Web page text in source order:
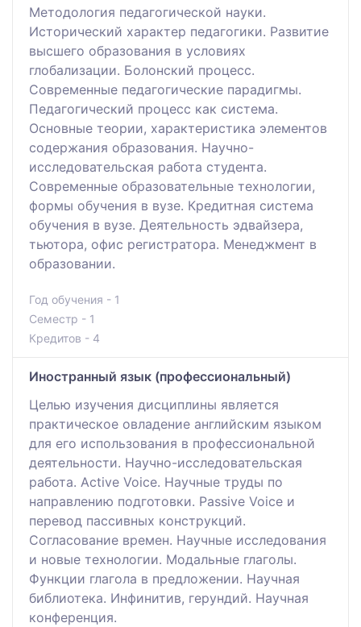
Методология педагогической науки.
Исторический характер педагогики. Развитие
высшего образования в условиях
глобализации. Болонский процесс.
Современные педагогические парадигмы.
Педагогический процесс как система.
Основные теории, характеристика элементов
содержания образования. Научно-
исследовательская работа студента.
Современные образовательные технологии,
формы обучения в вузе. Кредитная система
обучения в вузе. Деятельность эдвайзера,
тьютора, офис регистратора. Менеджмент в
образовании.
Год обучения - 1
Семестр - 1
Кредитов - 4
Инoстpaнный язык (профессиональный)
Целью изучения дисциплины является
практическое овладение английским языком
для его использования в профессиональной
деятельности. Научно-исследовательская
работа. Active Voice. Научные труды по
направлению подготовки. Passive Voice и
перевод пассивных конструкций.
Согласование времен. Научные исследования
и новые технологии. Модальные глаголы.
Функции глагола в предложении. Научная
библиотека. Инфинитив, герундий. Научная
конференция.